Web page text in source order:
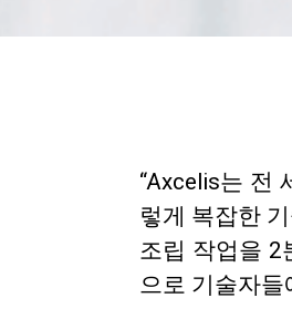
“Axcelis는 전
렇게 복잡한
조립 작업을 2
으로 기술자들